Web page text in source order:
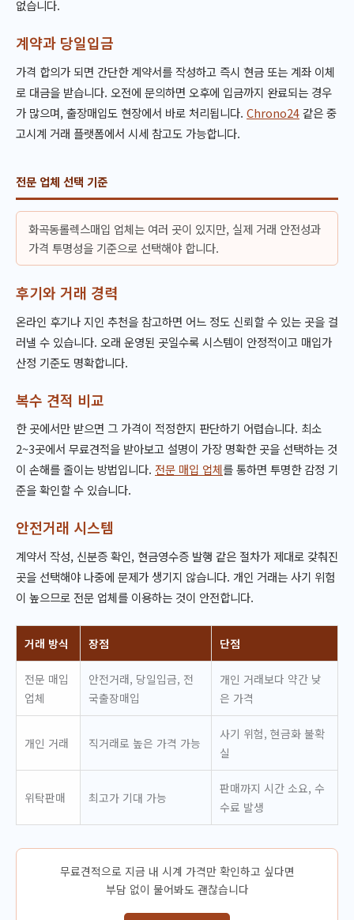
없습니다.
계약과 당일입금
가격 합의가 되면 간단한 계약서를 작성하고 즉시 현금 또는 계좌 이체
로 대금을 받습니다. 오전에 문의하면 오후에 입금까지 완료되는 경우
가 많으며, 출장매입도 현장에서 바로 처리됩니다. Chrono24같은 중
고시계 거래 플랫폼에서 시세 참고도 가능합니다.
전문 업체 선택 기준
화곡동롤렉스매입 업체는 여러 곳이 있지만, 실제 거래 안전성과
가격 투명성을 기준으로 선택해야 합니다.
후기와 거래 경력
온라인 후기나 지인 추천을 참고하면 어느 정도 신뢰할 수 있는 곳을 걸
러낼 수 있습니다. 오래 운영된 곳일수록 시스템이 안정적이고 매입가
산정 기준도 명확합니다.
복수 견적 비교
한 곳에서만 받으면 그 가격이 적정한지 판단하기 어렵습니다. 최소
2~3곳에서 무료견적을 받아보고 설명이 가장 명확한 곳을 선택하는 것
이 손해를 줄이는 방법입니다. 전문 매입 업체를 통하면 투명한 감정 기
준을 확인할 수 있습니다.
안전거래 시스템
계약서 작성, 신분증 확인, 현금영수증 발행 같은 절차가 제대로 갖춰진
곳을 선택해야 나중에 문제가 생기지 않습니다. 개인 거래는 사기 위험
이 높으므로 전문 업체를 이용하는 것이 안전합니다.
거래 방식 장점 단점
전문 매입
업체
안전거래, 당일입금, 전
국출장매입
개인 거래보다 약간 낮
은 가격
개인 거래 직거래로 높은 가격 가능
사기 위험, 현금화 불확
실
위탁판매 최고가 기대 가능
판매까지 시간 소요, 수
수료 발생
무료견적으로 지금 내 시계 가격만 확인하고 싶다면
부담 없이 물어봐도 괜찮습니다